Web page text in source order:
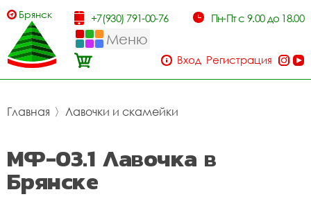
Брянск +7(930) 791-00-76 Пн-Пт с 9.00 до 18.00
Меню
Вход Регистрация
Главная 〉 Лавочки и скамейки
МФ-03.1 Лавочка в
Брянске